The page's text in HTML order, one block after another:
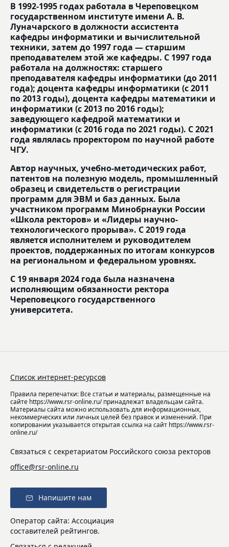
В 1992-1995 годах работала в Череповецком
государственном институте имени А. В.
Луначарского в должности ассистента
кафедры информатики и вычислительной
техники, затем до 1997 года — старшим
преподавателем этой же кафедры. С 1997 года
работала на должностях: старшего
преподавателя кафедры информатики (до 2011
года); доцента кафедры информатики (с 2011
по 2013 годы), доцента кафедры математики и
информатики (с 2013 по 2016 годы);
заведующего кафедрой математики и
информатики (с 2016 года по 2021 годы). С 2021
года являлась проректором по научной работе
ЧГУ.
Автор научных, учебно-методических работ,
патентов на полезную модель, промышленный
образец и свидетельств о регистрации
программ для ЭВМ и баз данных. Была
участником программ Минобрнауки России
«Школа ректоров» и «Лидеры научно-
технологического прорыва». С 2019 года
является исполнителем и руководителем
проектов, поддержанных по итогам конкурсов
на региональном и федеральном уровнях.
С 19 января 2024 года была назначена
исполняющим обязанности ректора
Череповецкого государственного
университета.
Список интернет-ресурсов
Правила перепечатки: Все статьи и материалы, размещенные на
сайте https://www.rsr-online.ru/ принадлежат владельцам сайта.
Материалы сайта можно использовать для информационных,
некоммерческих или личных целей без правок и изменений. При
копировании указывается открытая ссылка на сайт https://www.rsr-
online.ru/
Связаться с секретариатом Российского союза ректоров
office@rsr-online.ru
Напишите нам
Оператор сайта: Ассоциация
составителей рейтингов.